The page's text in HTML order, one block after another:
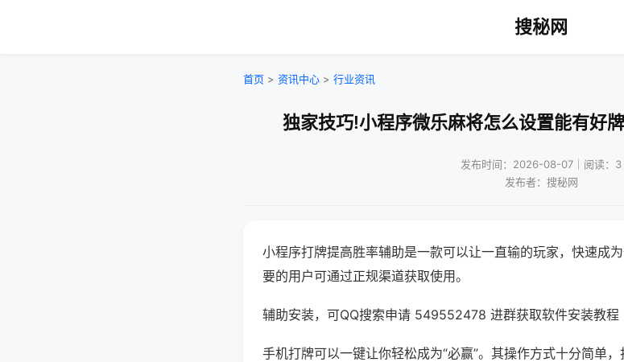
搜秘网
首页 > 资讯中心 > 行业资讯
独家技巧!小程序微乐麻将怎么设置能有好
发布时间：2026-08-07｜阅读：3
发布者：搜秘网
小程序打牌提高胜率辅助是一款可以让一直输的玩家，快速成
要的用户可通过正规渠道获取使用。
辅助安装，可QQ搜索申请 549552478 进群获取软件安装教程
手机打牌可以一键让你轻松成为“必赢”。其操作方式十分简单